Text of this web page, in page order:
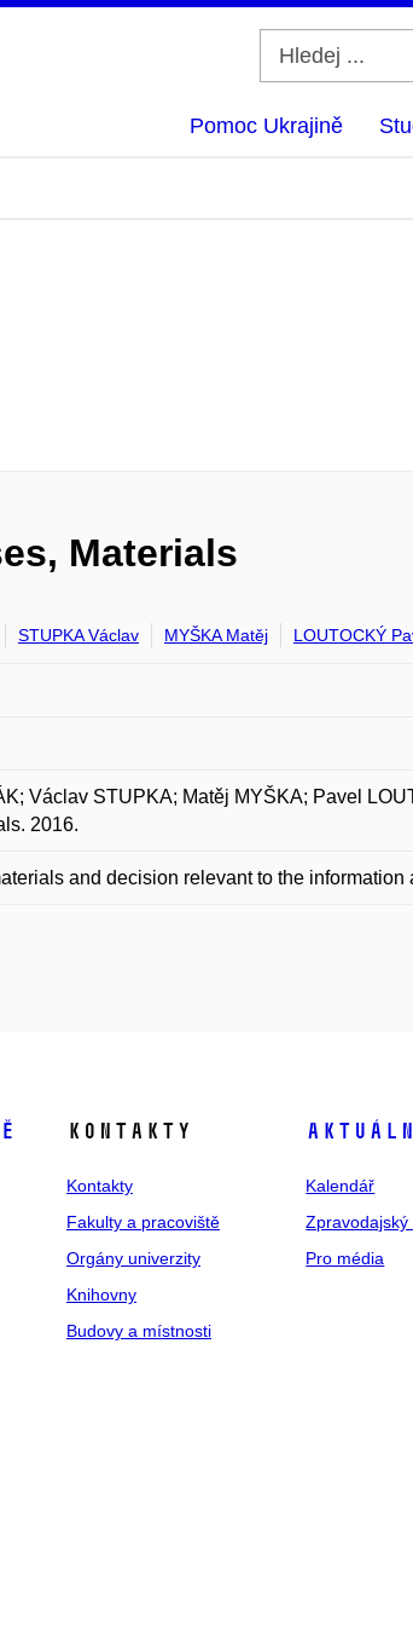
Pomoc Ukrajině
Materials
STUPKA Václav MYŠKA Matěj LOUTOCKÝ
Václav STUPKA; Matěj MYŠKA; Pavel
2016.
and decision relevant to the
Kontakty
Kontakty
Fakulty a pracoviště
Orgány univerzity
Knihovny
Budovy a místnosti
Kalendář
Zpravodajský
Pro média